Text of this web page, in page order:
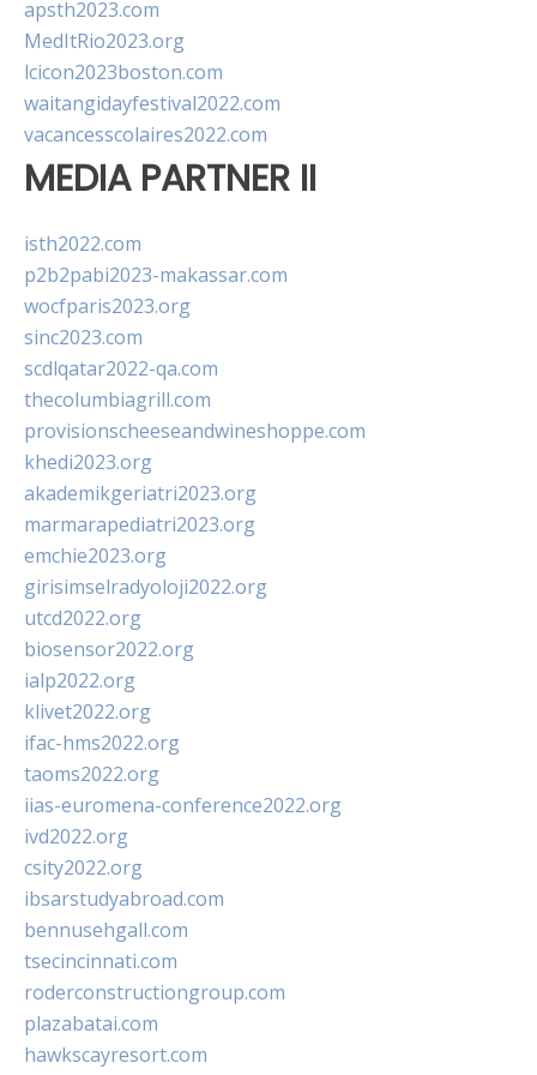
apsth2023.com
MedItRio2023.org
lcicon2023boston.com
waitangidayfestival2022.com
vacancesscolaires2022.com
MEDIA PARTNER II
isth2022.com
p2b2pabi2023-makassar.com
wocfparis2023.org
sinc2023.com
scdlqatar2022-qa.com
thecolumbiagrill.com
provisionscheeseandwineshoppe.com
khedi2023.org
akademikgeriatri2023.org
marmarapediatri2023.org
emchie2023.org
girisimselradyoloji2022.org
utcd2022.org
biosensor2022.org
ialp2022.org
klivet2022.org
ifac-hms2022.org
taoms2022.org
iias-euromena-conference2022.org
ivd2022.org
csity2022.org
ibsarstudyabroad.com
bennusehgall.com
tsecincinnati.com
roderconstructiongroup.com
plazabatai.com
hawkscayresort.com